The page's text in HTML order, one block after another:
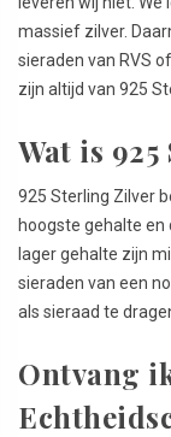
massief zilver.
sieraden van RVS
zijn altijd van 925
Wat is
925 Sterling Zilver
hoogste gehalte en
lager gehalte zijn
sieraden van een
als sieraad te
Ontvang